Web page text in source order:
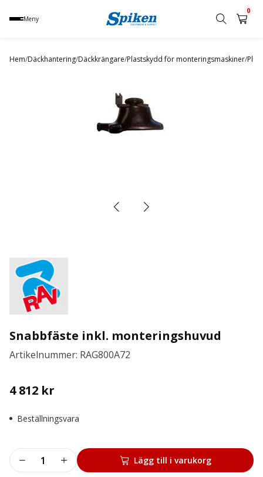
Meny
namn,
0
Hem/Däckhantering/Däckkrängare/Plastskydd för monteringsmaskiner/
Snabbfäste inkl. monteringshuvud
Artikelnummer: RAG800A72
4 812 kr
Beställningsvara
Snabbfäste
inkl.
Lägg till i varukorg